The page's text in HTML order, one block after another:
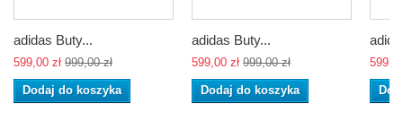
adidas Buty...
599,00 zł 999,00 zł
Dodaj do koszyka
adidas Buty...
599,00 zł 999,00 zł
Dodaj do koszyka